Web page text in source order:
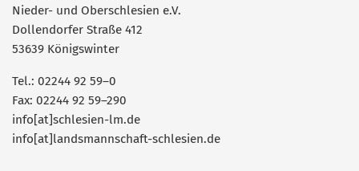
Nieder- und Oberschlesien e.V.
Dollendorfer Straße 412
53639 Königswinter
Tel.: 02244 92 59–0
Fax: 02244 92 59–290
info[at]schlesien-lm.de
info[at]landsmannschaft-schlesien.de